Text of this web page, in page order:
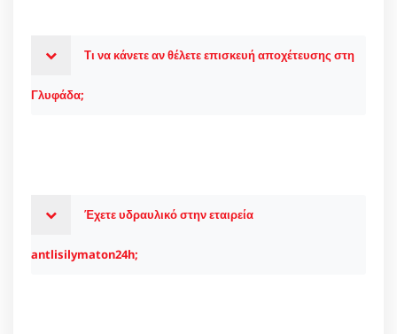
Τι να κάνετε αν θέλετε επισκευή αποχέτευσης στη
Γλυφάδα;
Έχετε υδραυλικό στην εταιρεία
antlisilymaton24h;